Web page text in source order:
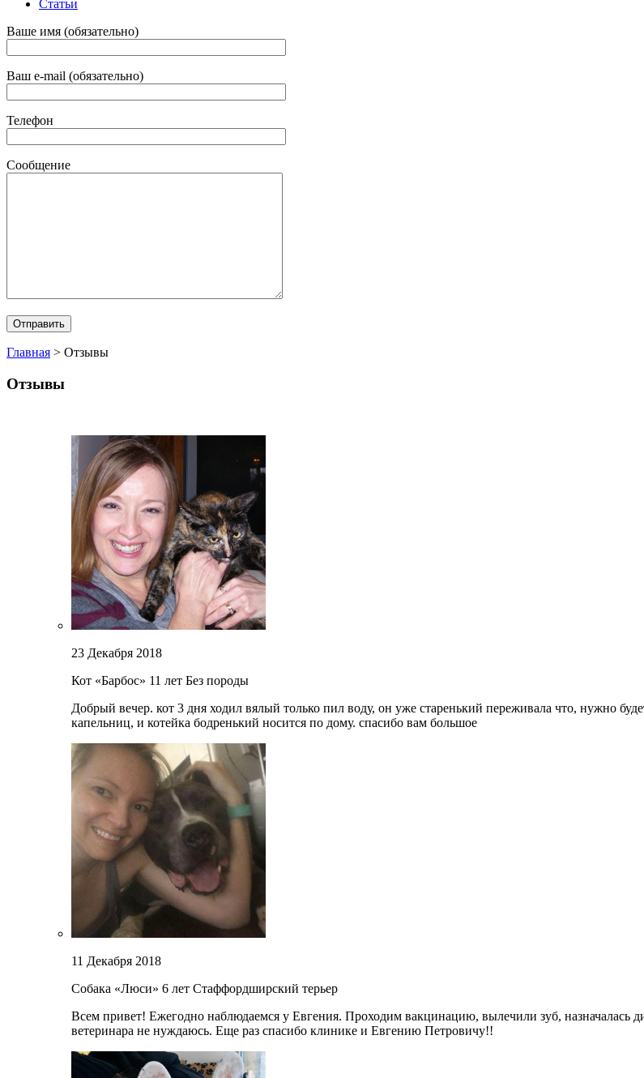
Статьи
Ваше имя (обязательно)
Ваш e-mail (обязательно)
Телефон
Сообщение
Главная > Отзывы
Отзывы
23 Декабря 2018
Кот «Барбос» 11 лет Без породы
Добрый вечер. кот 3 дня ходил вялый только пил воду, он уже старенький переживала что, нужно
капельниц, и котейка бодренький носится по дому. cпасибо вам большое
11 Декабря 2018
Собака «Люси» 6 лет Стаффордширский терьер
Всем привет! Ежегодно наблюдаемся у Евгения. Проходим вакцинацию, вылечили зуб, назначалась
ветеринара не нуждаюсь. Еще раз спасибо клинике и Евгению Петровичу!!